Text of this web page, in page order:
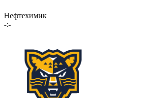
Нефтехимик
-:-